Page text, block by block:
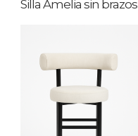
Silla Amelia sin brazos